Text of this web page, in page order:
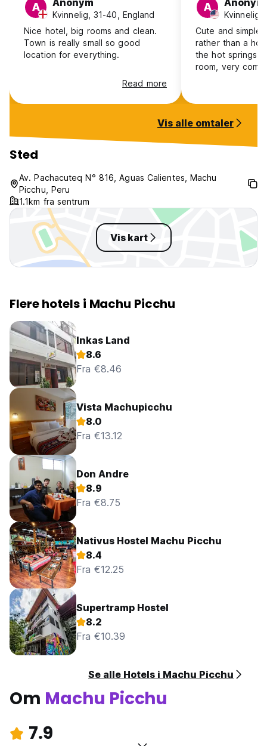
A Anonym
Kvinnelig, 31-40, England
Nice hotel, big rooms and clean.
Town is really small so good
location for everything.
Read more
A Anonym
Kvinnelig,
Cute and
rather than a
the hot springs
room, very
Vis alle omtaler
Sted
Av. Pachacuteq N° 816, Aguas Calientes, Machu
Picchu, Peru
1.1km fra sentrum
Vis kart
Flere hotels i Machu Picchu
Inkas Land
8.6
Fra €8.46
Vista Machupicchu
8.0
Fra €13.12
Don Andre
8.9
Fra €8.75
Nativus Hostel Machu Picchu
8.4
Fra €12.25
Supertramp Hostel
8.2
Fra €10.39
Se alle Hotels i Machu Picchu
Om Machu Picchu
7.9